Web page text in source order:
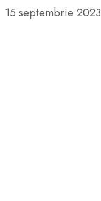
15 septembrie 2023